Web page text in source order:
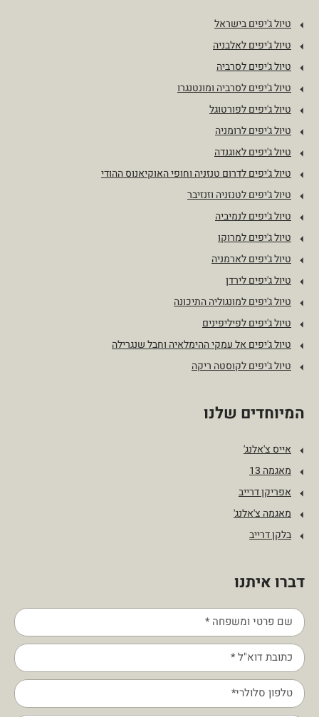
טיול ג'יפים בישראל
טיול ג'יפים לאלבניה
טיול ג'יפים לסרביה
טיול ג'יפים לסרביה ומונטנגרו
טיול ג'יפים לפורטוגל
טיול ג'יפים לרומניה
טיול ג'יפים לאוגנדה
טיול ג'יפים לדרום טנזניה וחופי האוקיאנוס ההודי
טיול ג'יפים לטנזניה וזנזיבר
טיול ג'יפים לנמיביה
טיול ג'יפים למרוקו
טיול ג'יפים לארמניה
טיול ג'יפים לירדן
טיול ג'יפים למונגוליה התיכונה
טיול ג'יפים לפיליפינים
טיול ג'יפים אל עמקי ההימלאיה וחבל שנגרילה
טיול ג'יפים לקוסטה ריקה
המיוחדים שלנו
אייס צ'אלנג'
מאגמה 13
אפריקן דרייב
מאגמה צ'אלנג'
בלקן דרייב
דברו איתנו